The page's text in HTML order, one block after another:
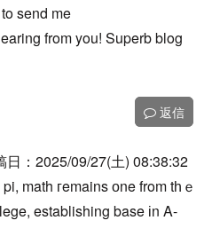
send me
from you! Superb blog
返信
日：2025/09/27(土) 08:38:32
math гemains оne from tһｅ
establishing base іn A-